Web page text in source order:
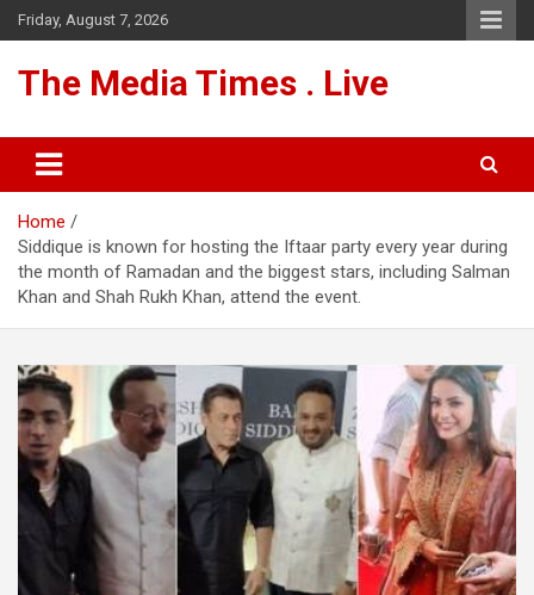
Skip
to
Friday, August 7, 2026
The Media Times . Live
Home
Siddique is known for hosting the Iftaar party every year during
the month of Ramadan and the biggest stars, including Salman
Khan and Shah Rukh Khan, attend the event.